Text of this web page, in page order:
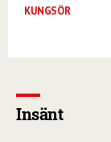
KUNGSÖR
Insänt